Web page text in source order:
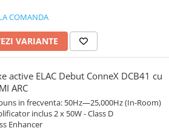
COMANDA
VARIANTE
active ELAC Debut ConneX DCB41 cu
ARC
in frecventa: 50Hz—25,000Hz (In-Room)
inclus 2 x 50W - Class D
Enhancer